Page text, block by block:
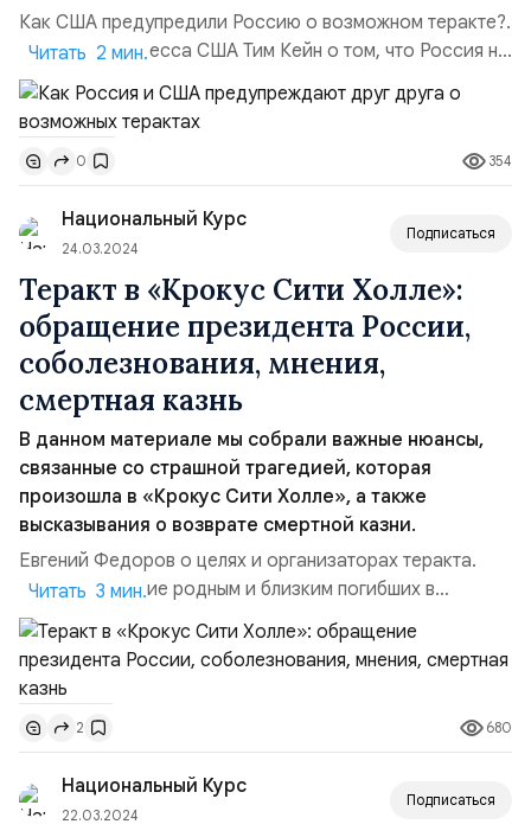
Как США предупредили Россию о возможном теракте?.
Сенатор Конгресса США Тим Кейн о том, что Россия не
предупредила бы Вашингтон о возможном теракте:США
предупредили Россию. Владимир Путин выступил с
речью, обесценил наше предупреждение и заявил, что
мы пытались вмешаться и внести смуту. Мы также пару
месяцев назад предупредили Иран о террористическ...
Читать 2 мин.
0 354
Национальный Курс
24.03.2024
Подписаться
Теракт в «Крокус Сити Холле»:
обращение президента России,
соболезнования, мнения,
смертная казнь
В данном материале мы собрали важные нюансы,
связанные со страшной трагедией, которая
произошла в «Крокус Сити Холле», а также
высказывания о возврате смертной казни.
Евгений Федоров о целях и организаторах теракта.
Соболезнование родным и близким погибших в
теракте! Сил и мужества пережить это горе! Понятно,
что теракт, как и весь конфликт, устроили США и их
вассалы. Цель: 1. Попытка раскачать майдан в России.
Новую Болотную площадь на базе шпионов-патриотов.
2. Спровоцировать тактическую ядерную войну в
Европе...
Читать 3 мин.
2 680
Национальный Курс
22.03.2024
Подписаться